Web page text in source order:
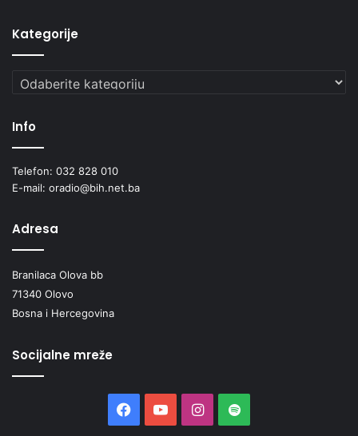
Kategorije
Kategorije
Info
Telefon: 032 828 010
E-mail: oradio@bih.net.ba
Adresa
Branilaca Olova bb
71340 Olovo
Bosna i Hercegovina
Socijalne mreže
Facebook
YouTubeInstagram
Spotify